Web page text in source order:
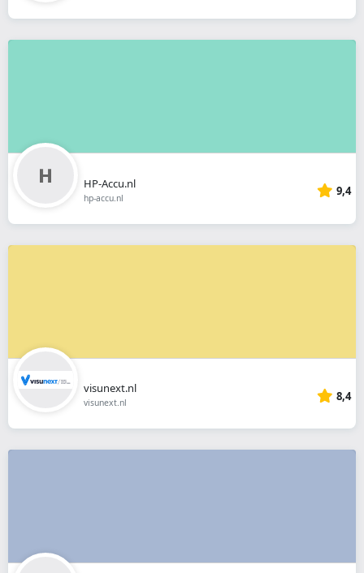
HP-Accu.nl
hp-accu.nl 9,4
visunext.nl
visunext.nl 8,4